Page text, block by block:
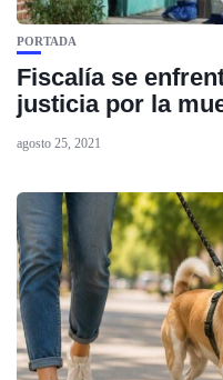
PORTADA
Fiscalía se
justicia por la
agosto 25, 2021